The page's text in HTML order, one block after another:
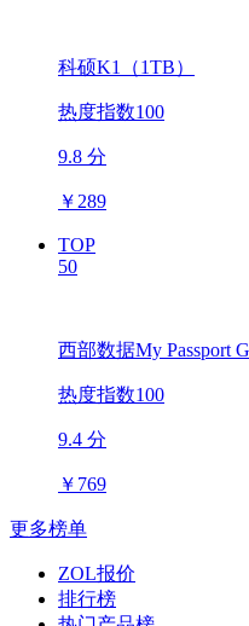
科硕K1（1TB）
热度指数100
9.8 分
￥ 289
TOP
50
西部数据My Passport
热度指数100
9.4 分
￥ 769
更多榜单
ZOL报价
排行榜